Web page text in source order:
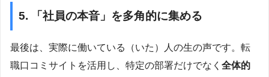
5. 「社員の本音」を多角的に集める
最後は、実際に働いている（いた）人の生の声です。転
職口コミサイトを活用し、特定の部署だけでなく 全体的